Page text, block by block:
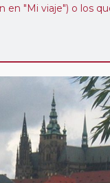
en "Mi viaje") o los